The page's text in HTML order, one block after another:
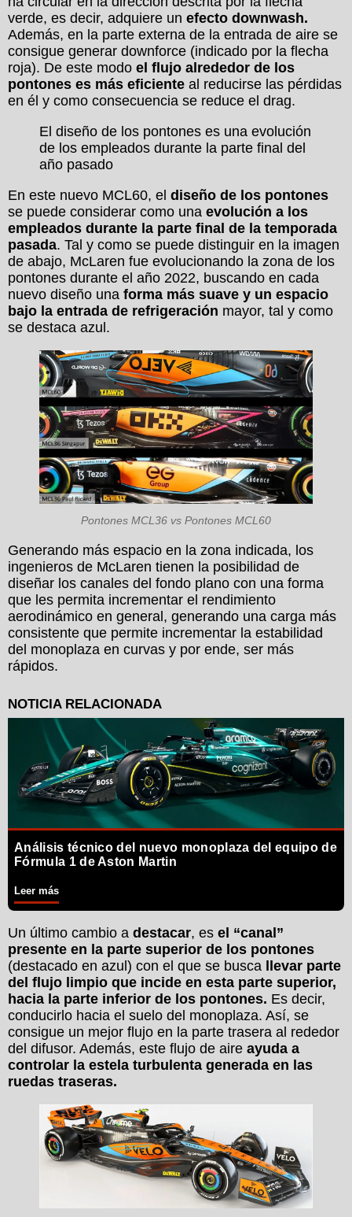
verde, es decir, adquiere un efecto downwash.
Además, en la parte externa de la entrada de aire se
consigue generar downforce (indicado por la flecha
roja). De este modo el flujo alrededor de los
pontones es más eficiente al reducirse las pérdidas
en él y como consecuencia se reduce el drag.
El diseño de los pontones es una evolución
de los empleados durante la parte final del
año pasado
En este nuevo MCL60, el diseño de los pontones
se puede considerar como una evolución a los
empleados durante la parte final de la temporada
pasada. Tal y como se puede distinguir en la imagen
de abajo, McLaren fue evolucionando la zona de los
pontones durante el año 2022, buscando en cada
nuevo diseño una forma más suave y un espacio
bajo la entrada de refrigeración mayor, tal y como
se destaca azul.
Pontones MCL36 vs Pontones MCL60
Generando más espacio en la zona indicada, los
ingenieros de McLaren tienen la posibilidad de
diseñar los canales del fondo plano con una forma
que les permita incrementar el rendimiento
aerodinámico en general, generando una carga más
consistente que permite incrementar la estabilidad
del monoplaza en curvas y por ende, ser más
rápidos.
Análisis técnico del nuevo monoplaza del equipo de
Fórmula 1 de Aston Martin
Leer más
Un último cambio a destacar, es el “canal”
presente en la parte superior de los pontones
(destacado en azul) con el que se busca
llevar parte
del flujo limpio que incide en esta parte superior,
hacia la parte inferior de los pontones. Es decir,
conducirlo hacia el suelo del monoplaza. Así, se
consigue un mejor flujo en la parte trasera al rededor
del difusor. Además, este flujo de aire ayuda a
controlar la estela turbulenta generada en las
ruedas traseras.